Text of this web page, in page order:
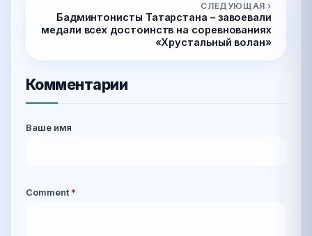
СЛЕДУЮЩАЯ ›
Бадминтонисты Татарстана – завоевали
медали всех достоинств на соревнованиях
«Хрустальный волан»
Комментарии
Ваше имя
Comment *